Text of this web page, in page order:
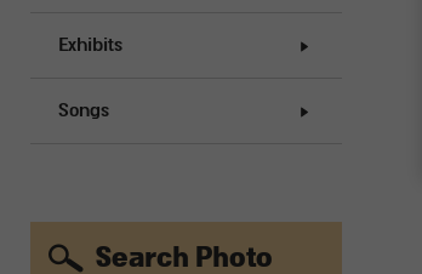
Exhibits
Songs
Search Photo